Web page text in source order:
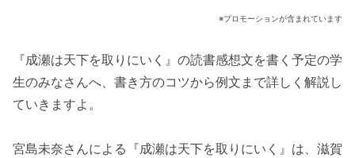
※プロモーションが含まれています
『成瀬は天下を取りにいく』の読書感想文を書く予定の学
生のみなさんへ、書き方のコツから例文まで詳しく解説し
ていきますよ。
宮島未奈さんによる『成瀬は天下を取りにいく』は、滋賀